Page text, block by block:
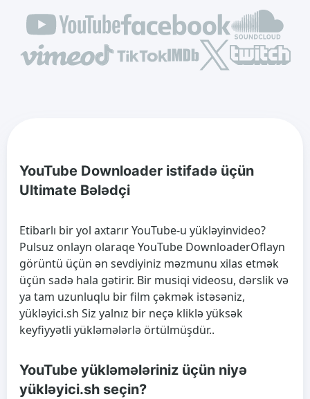
YouTube Downloader istifadə üçün
Ultimate Bələdçi
Etibarlı bir yol axtarırYouTube-u yükləyinvideo?
Pulsuz onlayn olaraqeYouTube DownloaderOflayn
görüntü üçün ən sevdiyiniz məzmunu xilas etmək
üçün sadə hala gətirir. Bir musiqi videosu, dərslik və
ya tam uzunluqlu bir film çəkmək istəsəniz,
yükləyici.sh Siz yalnız bir neçə kliklə yüksək
keyfiyyətli yükləmələrlə örtülmüşdür..
YouTube yükləmələriniz üçün niyə
yükləyici.sh seçin?